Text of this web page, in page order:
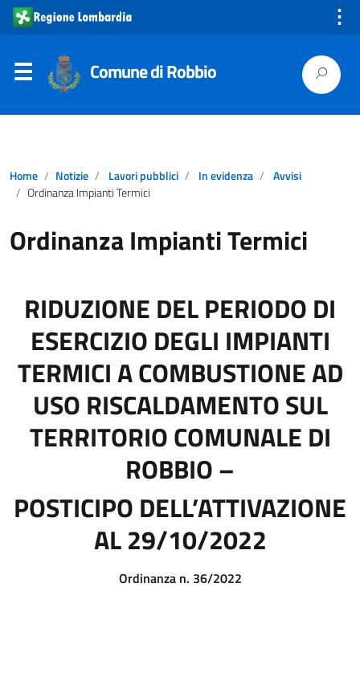
⋮
Comune di Robbio
Home Notizie Lavori pubblici In evidenza
Avvisi
Ordinanza Impianti Termici
Ordinanza Impianti Termici
RIDUZIONE DEL PERIODO DI
ESERCIZIO DEGLI IMPIANTI
TERMICI A COMBUSTIONE AD
USO RISCALDAMENTO SUL
TERRITORIO COMUNALE DI
ROBBIO –
POSTICIPO DELL’ATTIVAZIONE
AL 29/10/2022
Ordinanza n. 36/2022